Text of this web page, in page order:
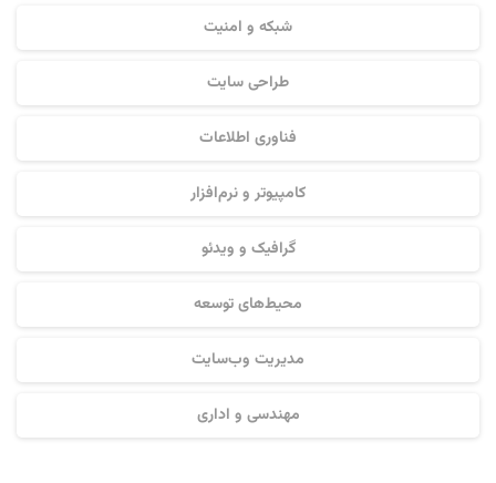
شبکه و امنیت
طراحی سایت
فناوری اطلاعات
کامپیوتر و نرم‌افزار
گرافیک و ویدئو
محیط‌های توسعه
مدیریت وب‌سایت
مهندسی و اداری